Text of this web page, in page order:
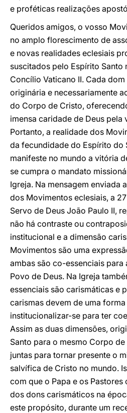
e proféticas realizações
Queridos amigos, o vosso
no amplo florescimento de
e novas realidades eclesiais
suscitados pelo Espírito Santo
Concílio Vaticano II. Cada
originária e necessariamente
do Corpo de Cristo,
imensa caridade de Deus pela
Portanto, a realidade dos
da fecundidade do Espírito do
manifeste no mundo a vitória
se cumpra o mandato
Igreja. Na mensagem enviada
dos Movimentos eclesiais, a
Servo de Deus João Paulo II,
não há contraste ou
institucional e a dimensão
Movimentos são uma
ambas são co-essenciais
Povo de Deus. Na Igreja
essenciais são carismáticas e
carismas devem de uma
institucionalizar-se para ter
Assim as duas dimensões,
Santo para o mesmo Corpo
juntas para tornar presente o
salvífica de Cristo no mundo.
com que o Papa e os Pastores
dos dons carismáticos na
este propósito, durante um